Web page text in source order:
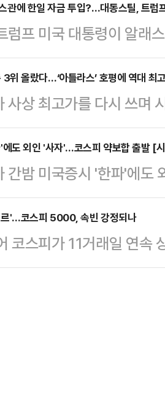
는 전장 대비 7.24% 오
기도 했다.같은 시각 깨
재명 대통령은 전날 국무
이 비싼 것 같은데, 싼 것
주 기본적인 품질을 갖
관에 한일 자금 투입?…대동스틸, 트
럼프 미국 대통령이 알래
통해 자금을 확보했다
주목받고 있다.한국거래
강관업체인 대동스틸은
다.같은 시각 넥스틸은
다.그밖에 하이스틸
도 상승세를 보이고 있
3위 올랐다…‘아틀라스’ 호평에 역대 최
사상 최고가를 다시 쓰며
면 이날 오전 9시 45분
오른 44만500원에 거래
대 최고가를 경신했다.이
션과 삼성바이오로직스
은 90조2982억원으로 시
종가 기준 사상 처음으
…
에도 외인 '사자'…코스피 약보합 출발 [
간밤 미국증시 '한파'에도
다.한국거래소에 따르면,
8.99포인트(0.18%) 내
포인트(1.57%) 내
이 홀로 2900억원을 사
르'…코스피 5000, 속빈 강정되나
코스피가 11거래일 연속
외관과 달리 내실을 챙기